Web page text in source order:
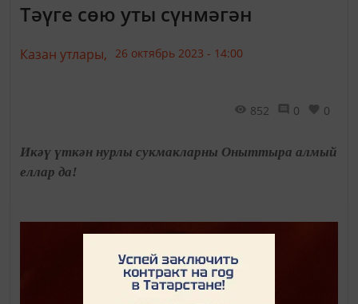
Тәүге сөю уты сүнмәгән
Казан утлары, 26 октябрь 2023 - 14:00
852 0 0
Икәү үткән нурлы сукмакларны Оныттыра алмый
еллар да!